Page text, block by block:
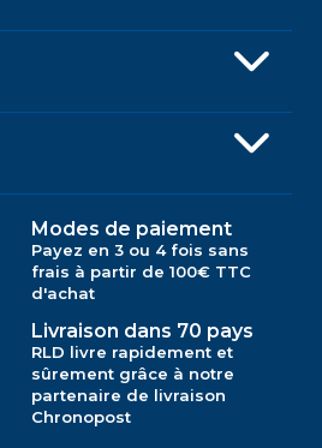
Modes de paiement
Payez en 3 ou 4 fois sans
frais à partir de 100€ TTC
d'achat
Livraison dans 70 pays
RLD livre rapidement et
sûrement grâce à notre
partenaire de livraison
Chronopost